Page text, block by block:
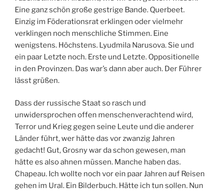
Eine ganz schön große gestrige Bande. Querbeet.
Einzig im Föderationsrat erklingen oder vielmehr
verklingen noch menschliche Stimmen. Eine
wenigstens. Höchstens. Lyudmila Narusova. Sie und
ein paar Letzte noch. Erste und Letzte. Oppositionelle
in den Provinzen. Das war’s dann aber auch. Der Führer
lässt grüßen.
Dass der russische Staat so rasch und
unwidersprochen offen menschenverachtend wird,
Terror und Krieg gegen seine Leute und die anderer
Länder führt, wer hätte das vor zwanzig Jahren
gedacht! Gut, Grosny war da schon gewesen, man
hätte es also ahnen müssen. Manche haben das.
Chapeau. Ich wollte noch vor ein paar Jahren auf Reisen
gehen im Ural. Ein Bilderbuch. Hätte ich tun sollen. Nun